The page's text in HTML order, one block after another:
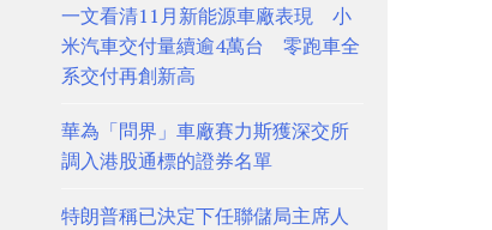
一文看清11月新能源車廠表現 小
米汽車交付量續逾4萬台 零跑車全
系交付再創新高
華為「問界」車廠賽力斯獲深交所
調入港股通標的證券名單
特朗普稱已決定下任聯儲局主席人